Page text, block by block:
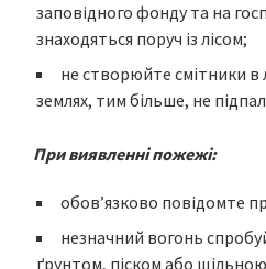
заповідного фонду та на
знаходяться поруч із лісом;
не створюйте смітники в
землях, тим більше, не
При виявленні пожежі:
обов’язково повідомте
незначний вогонь
ґрунтом, піском або